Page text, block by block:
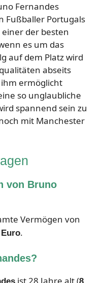
Fernandes
Fußballer Portugals
der besten
es um das
auf dem Platz wird
abseits
ermöglicht
so unglaubliche
spannend sein zu
mit Manchester
von Bruno
Vermögen von
Euro.